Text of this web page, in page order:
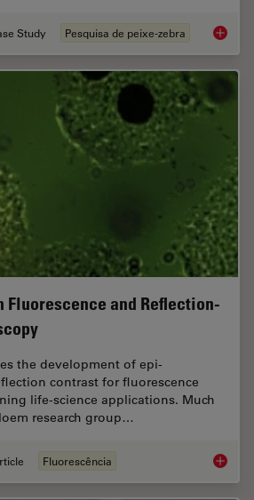
Study Pesquisa de peixe-zebra
and Reflection-
the development of epi-
contrast for fluorescence
life-science applications. Much
research group…
Fluorescência Epi-